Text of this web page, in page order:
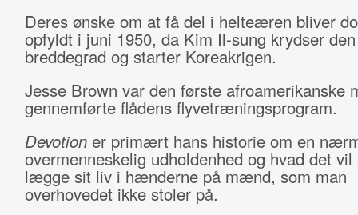
Deres ønske om at få del i helteæren bliver
opfyldt i juni 1950, da Kim Il-sung krydser
breddegrad og starter Koreakrigen.
Jesse Brown var den første afroamerikanske
gennemførte flådens flyvetræningsprogram.
Devotioner primært hans historie om en
overmenneskelig udholdenhed og hvad det vil
lægge sit liv i hænderne på mænd, som man
overhovedet ikke stoler på.